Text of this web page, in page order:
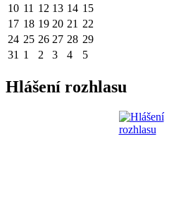
10 11 12 13 14 15
17 18 19 20 21 22
24 25 26 27 28 29
31 1 2 3 4 5
Hlášení rozhlasu